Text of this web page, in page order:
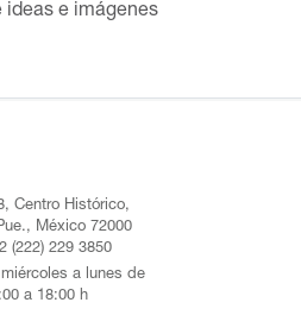
ideas e imágenes
Centro Histórico,
México 72000
(222) 229 3850
a lunes de
a 18:00 h